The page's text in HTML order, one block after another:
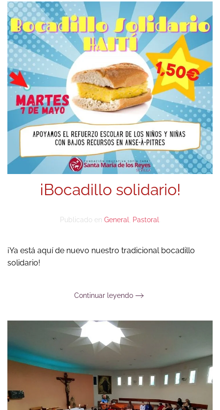
¡Bocadillo solidario!
Publicado en General Pastoral
¡Ya está aquí de nuevo nuestro tradicional bocadillo
solidario!
Continuar leyendo